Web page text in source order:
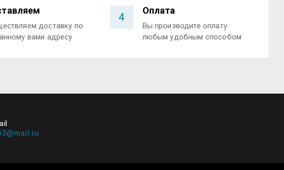
доставку по
вами адресу
4
Оплата
Вы производите оплату
любым удобным способом